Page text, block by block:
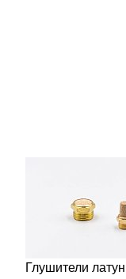
Глушители